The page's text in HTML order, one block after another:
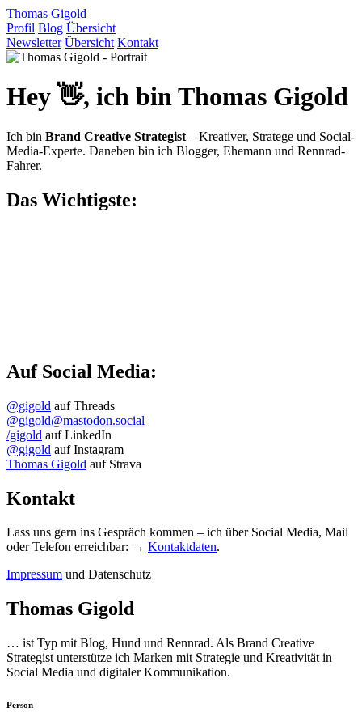
Thomas Gigold
Profil Blog Übersicht
Newsletter Übersicht Kontakt
Hey 👋, ich binThomas Gigold
Ich bin Brand Creative Strategist – Kreativer, Stratege und Social-
Media-Experte. Daneben bin ich Blogger, Ehemann und Rennrad-
Fahrer.
Das Wichtigste:
Auf Social Media:
@gigold auf Threads
@gigold@mastodon.social
/gigold auf LinkedIn
@gigold auf Instagram
Thomas Gigold auf Strava
Kontakt
Lass uns gern ins Gespräch kommen – ich über Social Media, Mail
oder Telefon erreichbar: → Kontaktdaten.
Impressum und Datenschutz
Thomas Gigold
… ist Typ mit Blog, Hund und Rennrad. Als Brand Creative
Strategist unterstütze ich Marken mit Strategie und Kreativität in
Social Media und digitaler Kommunikation.
Person